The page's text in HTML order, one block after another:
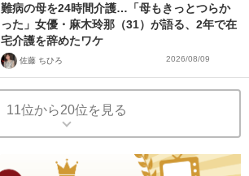
難病の母を24時間介護…「母もきっとつらか
った」女優・麻木玲那（31）が語る、2年で在
宅介護を辞めたワケ
佐藤 ちひろ 2026/08/09
11位から20位を見る